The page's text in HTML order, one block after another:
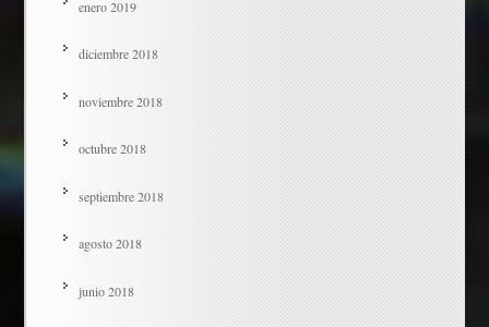
enero 2019
diciembre 2018
noviembre 2018
octubre 2018
septiembre 2018
agosto 2018
junio 2018